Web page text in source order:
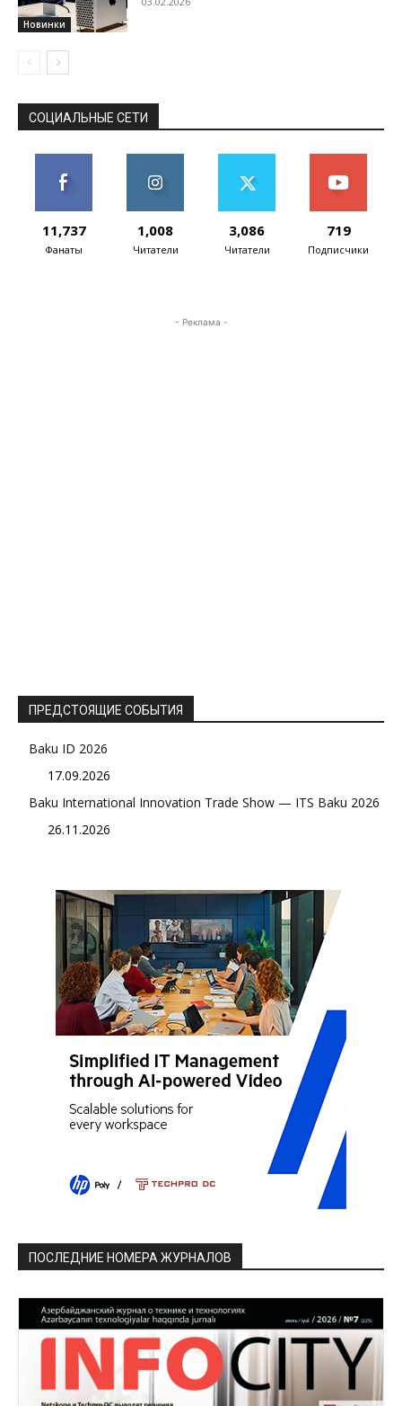
Новинки
СОЦИАЛЬНЫЕ СЕТИ
11,737
Фанаты
1,008
Читатели
3,086
Читатели
719
Подписчики
- Реклама -
ПРЕДСТОЯЩИЕ СОБЫТИЯ
Baku ID 2026
17.09.2026
Baku International Innovation Trade Show — ITS Baku 2026
26.11.2026
ПОСЛЕДНИЕ НОМЕРА ЖУРНАЛОВ